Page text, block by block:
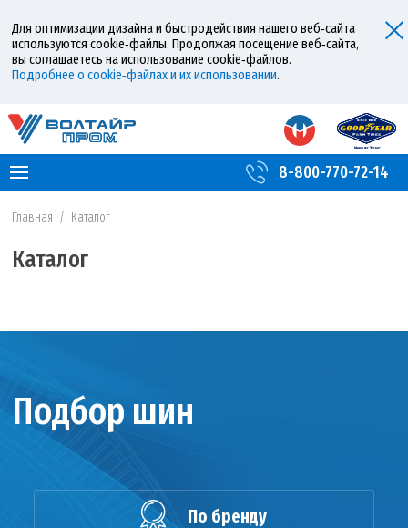
Для оптимизации дизайна и быстродействия нашего веб‑сайта
используются cookie‑файлы. Продолжая посещение веб‑сайта,
вы соглашаетесь на использование cookie‑файлов.
Подробнее о cookie‑файлах и их использовании.
8-800-770-72-14
Главная / Каталог
Каталог
Подбор шин
По бренду